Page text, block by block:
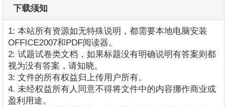
下载须知
1: 本站所有资源如无特殊说明，都需要本地电脑安装
OFFICE2007和PDF阅读器。
2: 试题试卷类文档，如果标题没有明确说明有答案则都
视为没有答案，请知晓。
3: 文件的所有权益归上传用户所有。
4. 未经权益所有人同意不得将文件中的内容挪作商业或
盈利用途。